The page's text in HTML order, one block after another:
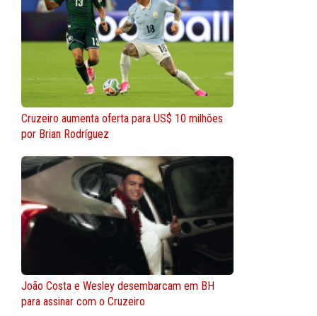
Cruzeiro aumenta oferta para US$ 10 milhões
por Brian Rodríguez
João Costa e Wesley desembarcam em BH
para assinar com o Cruzeiro